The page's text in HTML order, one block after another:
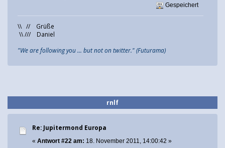
Gespeichert
\\ // Grüße
\\ /// Daniel
"We are following you ... but not on twitter." (Futurama)
rnlf
Re: Jupitermond Europa
« Antwort #22 am: 18. November 2011, 14:00:42 »